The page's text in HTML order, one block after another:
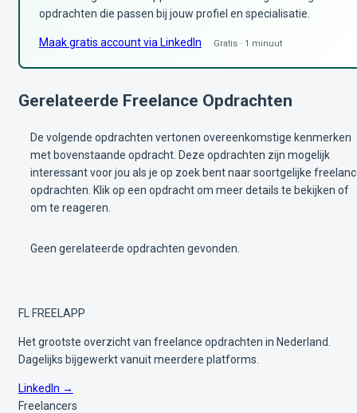
opdrachten die passen bij jouw profiel en specialisatie.
Maak gratis account via LinkedIn Gratis · 1 minuut
Gerelateerde Freelance Opdrachten
De volgende opdrachten vertonen overeenkomstige kenmerken
met bovenstaande opdracht. Deze opdrachten zijn mogelijk
interessant voor jou als je op zoek bent naar soortgelijke
opdrachten. Klik op een opdracht om meer details te bekijken of
om te reageren.
Geen gerelateerde opdrachten gevonden.
FL FREELAPP
Het grootste overzicht van freelance opdrachten in Nederland.
Dagelijks bijgewerkt vanuit meerdere platforms.
LinkedIn →
Freelancers